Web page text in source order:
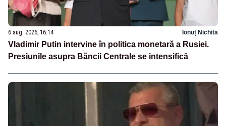
6 aug. 2026, 16:14 Ionuț Nichita
Vladimir Putin intervine în politica monetară a Rusiei.
Presiunile asupra Băncii Centrale se intensifică